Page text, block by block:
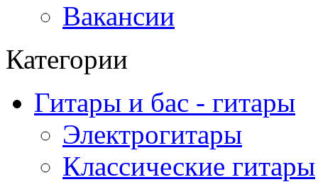
Вакансии
Категории
Гитары и бас - гитары
Электрогитары
Классические гитары